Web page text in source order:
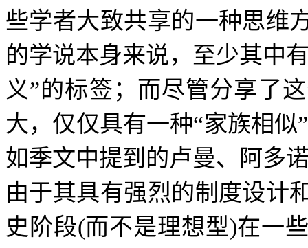
些学者大致共享的一种思维
的学说本身来说，至少其中
义”的标签；而尽管分享了
大，仅仅具有一种“家族相似”
如季文中提到的卢曼、阿多
由于其具有强烈的制度设计
史阶段(而不是理想型)在一